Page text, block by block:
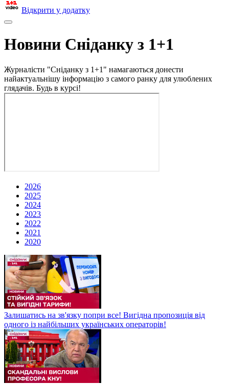
Відкрити у додатку
Новини Сніданку з 1+1
Журналісти "Сніданку з 1+1" намагаються донести
найактуальнішу інформацію з самого ранку для улюблених
глядачів. Будь в курсі!
2026
2025
2024
2023
2022
2021
2020
Залишатись на зв'язку попри все! Вигідна пропозиція від
одного із найбільших українських операторів!